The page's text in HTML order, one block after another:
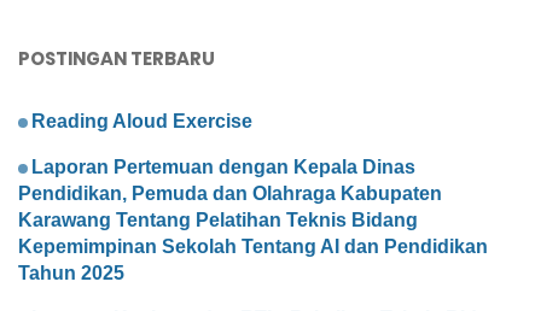
POSTINGAN TERBARU
Reading Aloud Exercise
Laporan Pertemuan dengan Kepala Dinas
Pendidikan, Pemuda dan Olahraga Kabupaten
Karawang Tentang Pelatihan Teknis Bidang
Kepemimpinan Sekolah Tentang AI dan Pendidikan
Tahun 2025